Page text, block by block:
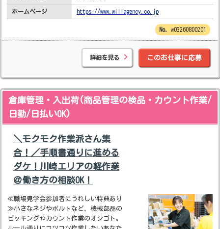
ホームページ https://www.willagency.co.jp
w03260800201
詳細を見る このお仕事に応募
倉庫管理・入出荷(商品管理の検品・カウント作業/
日勤/日払いOK)
＼モクモク作業派さん集
合！／手順書通りに進める
ダケ！川崎エリアの軽作業
＠働き方の相談OK！
≪職場見学会参加者にうれしい特典あり
≫小さなネジやボルトなど、機械部品の
ピッキングやカウント作業のオシゴト。